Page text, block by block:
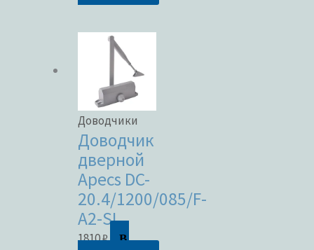
Доводчики
Доводчик
дверной
Apecs DC-
20.4/1200/085/F-
A2-SL
1810₽
В